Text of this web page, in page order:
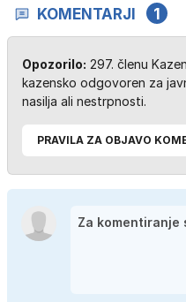
KOMENTARJI 1
Opozorilo: 297. členu
kazensko odgovoren za
nasilja ali nestrpnosti.
PRAVILA ZA OBJAVO